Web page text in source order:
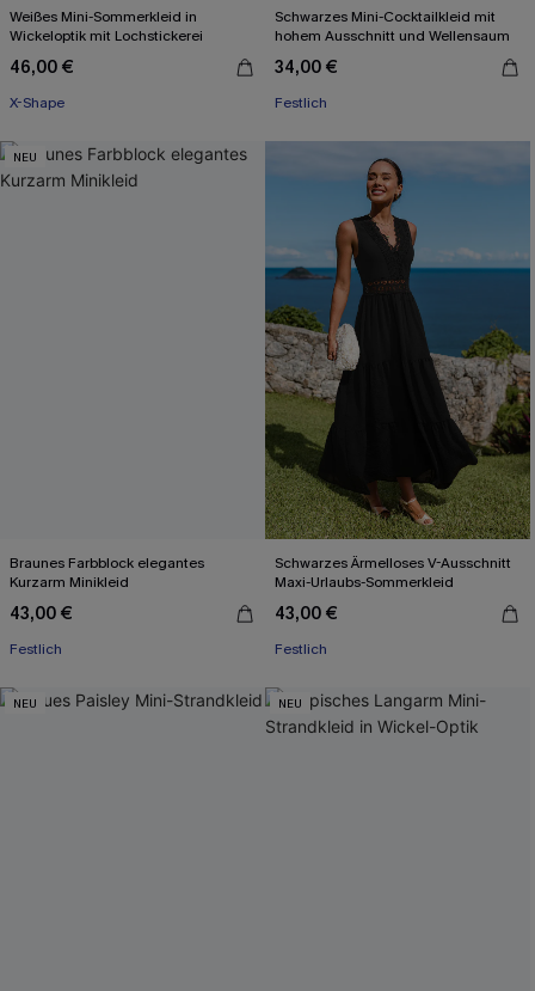
Weißes Mini-Sommerkleid in
Wickeloptik mit Lochstickerei
46,00 €
X-Shape
Schwarzes Mini-Cocktailkleid mit
hohem Ausschnitt und Wellensaum
34,00 €
Festlich
NEU
Braunes Farbblock elegantes
Kurzarm Minikleid
43,00 €
Festlich
Schwarzes Ärmelloses V-Ausschnitt
Maxi-Urlaubs-Sommerkleid
43,00 €
Festlich
NEU NEU